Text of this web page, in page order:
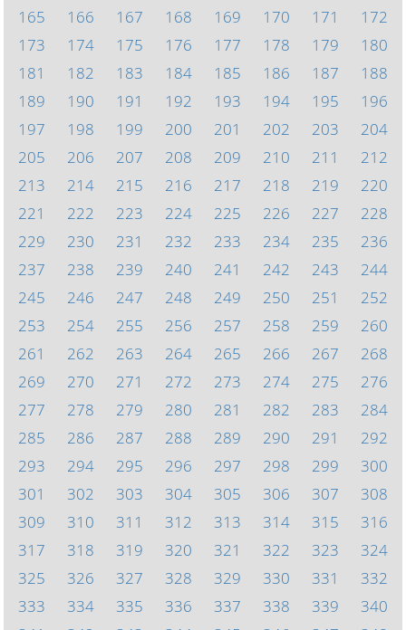
165
166 167 168 169 170 171
172
173
174 175 176 177 178 179
180
181
182 183 184 185 186 187
188
189
190 191 192 193 194 195
196
197
198 199 200 201 202 203
204
205
206 207 208 209 210 211
212
213
214 215 216 217 218 219
220
221
222 223 224 225 226 227
228
229
230 231 232 233 234 235
236
237
238 239 240 241 242 243
244
245
246 247 248 249 250 251
252
253
254 255 256 257 258 259
260
261
262 263 264 265 266 267
268
269
270 271 272 273 274 275
276
277
278 279 280 281 282 283
284
285
286 287 288 289 290 291
292
293
294 295 296 297 298 299
300
301
302 303 304 305 306 307
308
309
310 311 312 313 314 315
316
317
318 319 320 321 322 323
324
325
326 327 328 329 330 331
332
333
334 335 336 337 338 339
340